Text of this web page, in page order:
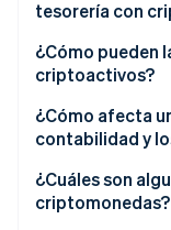
Sesiones
Descubre
tesorería con
¿Cómo pueden
criptoactivos?
¿Cómo afecta
contabilidad y
¿Cuáles son
criptomonedas?